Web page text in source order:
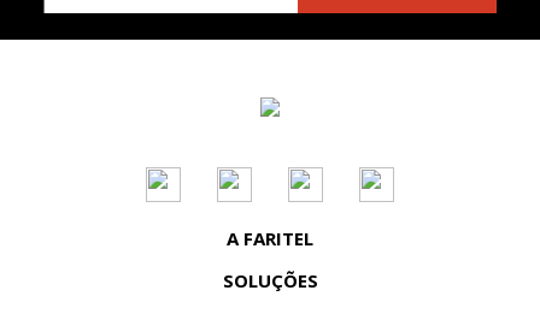
CONTROLE DE ACESSO
DATACENTER
DIAGNÓSTICO DE REDE
A FARITEL
SOLUÇÕES